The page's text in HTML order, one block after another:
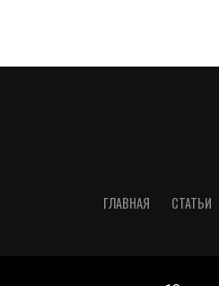
ГЛАВНАЯ СТАТЬИ